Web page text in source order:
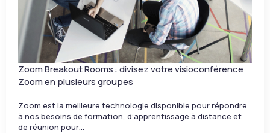
Zoom Breakout Rooms : divisez votre visioconférence
Zoom en plusieurs groupes
Zoom est la meilleure technologie disponible pour répondre
à nos besoins de formation, d’apprentissage à distance et
de réunion pour…